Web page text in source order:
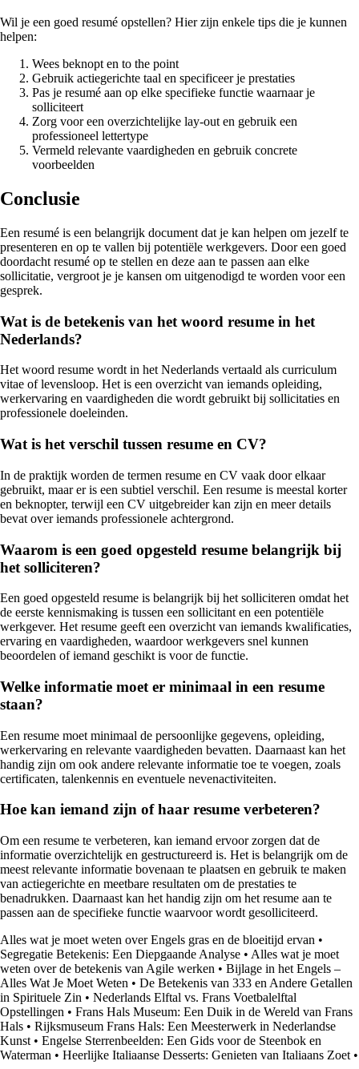
Wil je een goed resumé opstellen? Hier zijn enkele tips die je kunnen
helpen:
Wees beknopt en to the point
Gebruik actiegerichte taal en specificeer je prestaties
Pas je resumé aan op elke specifieke functie waarnaar je
solliciteert
Zorg voor een overzichtelijke lay-out en gebruik een
professioneel lettertype
Vermeld relevante vaardigheden en gebruik concrete
voorbeelden
Conclusie
Een resumé is een belangrijk document dat je kan helpen om jezelf te
presenteren en op te vallen bij potentiële werkgevers. Door een goed
doordacht resumé op te stellen en deze aan te passen aan elke
sollicitatie, vergroot je je kansen om uitgenodigd te worden voor een
gesprek.
Wat is de betekenis van het woord resume in het
Nederlands?
Het woord resume wordt in het Nederlands vertaald als curriculum
vitae of levensloop. Het is een overzicht van iemands opleiding,
werkervaring en vaardigheden die wordt gebruikt bij sollicitaties en
professionele doeleinden.
Wat is het verschil tussen resume en CV?
In de praktijk worden de termen resume en CV vaak door elkaar
gebruikt, maar er is een subtiel verschil. Een resume is meestal korter
en beknopter, terwijl een CV uitgebreider kan zijn en meer details
bevat over iemands professionele achtergrond.
Waarom is een goed opgesteld resume belangrijk bij
het solliciteren?
Een goed opgesteld resume is belangrijk bij het solliciteren omdat het
de eerste kennismaking is tussen een sollicitant en een potentiële
werkgever. Het resume geeft een overzicht van iemands kwalificaties,
ervaring en vaardigheden, waardoor werkgevers snel kunnen
beoordelen of iemand geschikt is voor de functie.
Welke informatie moet er minimaal in een resume
staan?
Een resume moet minimaal de persoonlijke gegevens, opleiding,
werkervaring en relevante vaardigheden bevatten. Daarnaast kan het
handig zijn om ook andere relevante informatie toe te voegen, zoals
certificaten, talenkennis en eventuele nevenactiviteiten.
Hoe kan iemand zijn of haar resume verbeteren?
Om een resume te verbeteren, kan iemand ervoor zorgen dat de
informatie overzichtelijk en gestructureerd is. Het is belangrijk om de
meest relevante informatie bovenaan te plaatsen en gebruik te maken
van actiegerichte en meetbare resultaten om de prestaties te
benadrukken. Daarnaast kan het handig zijn om het resume aan te
passen aan de specifieke functie waarvoor wordt gesolliciteerd.
Alles wat je moet weten over Engels gras en de bloeitijd ervan •
Segregatie Betekenis: Een Diepgaande Analyse • Alles wat je moet
weten over de betekenis van Agile werken • Bijlage in het Engels –
Alles Wat Je Moet Weten • De Betekenis van 333 en Andere Getallen
in Spirituele Zin • Nederlands Elftal vs. Frans Voetbalelftal
Opstellingen • Frans Hals Museum: Een Duik in de Wereld van Frans
Hals • Rijksmuseum Frans Hals: Een Meesterwerk in Nederlandse
Kunst • Engelse Sterrenbeelden: Een Gids voor de Steenbok en
Waterman • Heerlijke Italiaanse Desserts: Genieten van Italiaans Zoet •